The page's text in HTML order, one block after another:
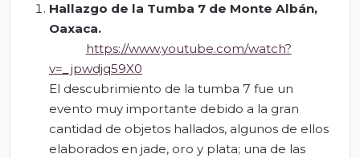
Hallazgo de la Tumba 7 de Monte Albán,
Oaxaca.
https://www.youtube.com/watch?
v=_jpwdjq59X0
El descubrimiento de la tumba 7 fue un
evento muy importante debido a la gran
cantidad de objetos hallados, algunos de ellos
elaborados en jade, oro y plata; una de las